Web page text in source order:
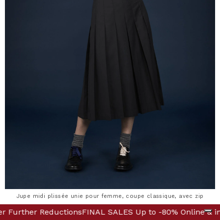
Boutique! Discover Further Reductions FINAL
Jupe midi plissée unie pour femme, coupe classique, avec zip
Up to -80% Online & in Boutique! Discover Further